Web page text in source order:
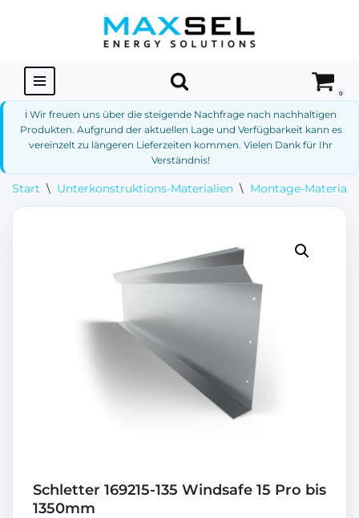
springen
0
ℹ️ Wir freuen uns über die steigende Nachfrage nach nachhaltigen
Produkten. Aufgrund der aktuellen Lage und Verfügbarkeit kann es
vereinzelt zu längeren Lieferzeiten kommen. Vielen Dank für Ihr
Verständnis!
Start \ Unterkonstruktions-Materialien \ Montage-
Schletter 169215-135 Windsafe 15 Pro bis
1350mm